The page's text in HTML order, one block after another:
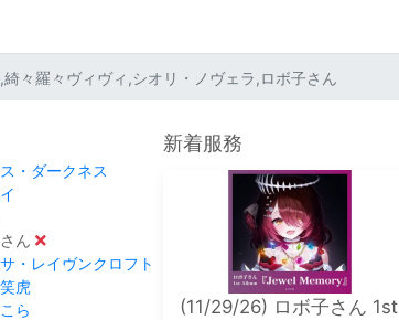
々羅々ヴィヴィ,シオリ・ノヴェラ,ロボ子さん
・ダークネス
ん
・レイヴンクロフト
虎
ら
新着服務
(11/29/26) ロボ子さん 1st